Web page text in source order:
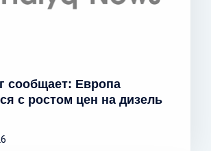
сообщает: Европа
с ростом цен на дизель